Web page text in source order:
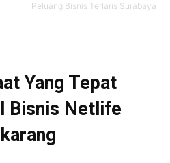
Peluang Bisnis Terlaris Surabaya
Yang Tepat
Bisnis Netlife